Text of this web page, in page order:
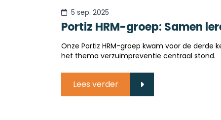
5 sep. 2025
Portiz HRM-groep: Samen
Onze Portiz HRM-groep kwam voor de derde
het thema verzuimpreventie centraal stond.
Lees verder